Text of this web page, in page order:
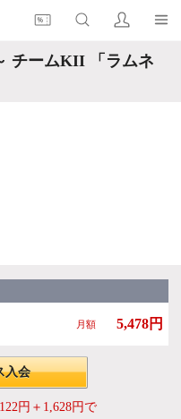
チームKII 「ラムネ
月額 5,478円
入会
円＋1,628円で